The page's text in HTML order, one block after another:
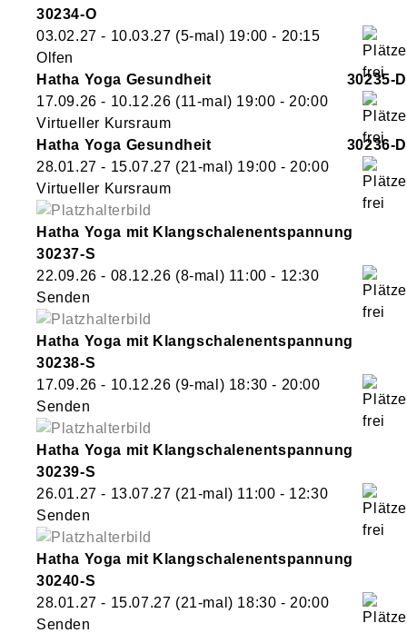
30234-O
03.02.27 - 10.03.27 (5-mal) 19:00 - 20:15
Olfen
Hatha Yoga Gesundheit
30235-D
17.09.26 - 10.12.26 (11-mal) 19:00 - 20:00
Virtueller Kursraum
Hatha Yoga Gesundheit
30236-D
28.01.27 - 15.07.27 (21-mal) 19:00 - 20:00
Virtueller Kursraum
Hatha Yoga mit Klangschalenentspannung
30237-S
22.09.26 - 08.12.26 (8-mal) 11:00 - 12:30
Senden
Hatha Yoga mit Klangschalenentspannung
30238-S
17.09.26 - 10.12.26 (9-mal) 18:30 - 20:00
Senden
Hatha Yoga mit Klangschalenentspannung
30239-S
26.01.27 - 13.07.27 (21-mal) 11:00 - 12:30
Senden
Hatha Yoga mit Klangschalenentspannung
30240-S
28.01.27 - 15.07.27 (21-mal) 18:30 - 20:00
Senden